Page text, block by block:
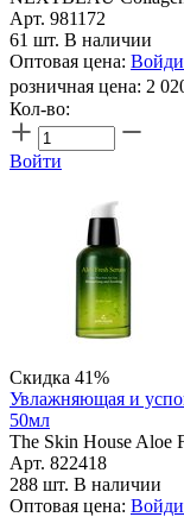
Арт. 981172
61 шт. В наличии
Оптовая цена:
розничная цена: 2
Кол-во:
Войти
Скидка 41%
Увлажняющая и
50мл
The Skin House Aloe
Арт. 822418
288 шт. В наличии
Оптовая цена: